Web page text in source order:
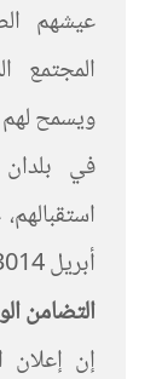
عيشهم
المجتمع
ويسمح لهم
في
أبريل 3014).
التضامن
إن إعلان